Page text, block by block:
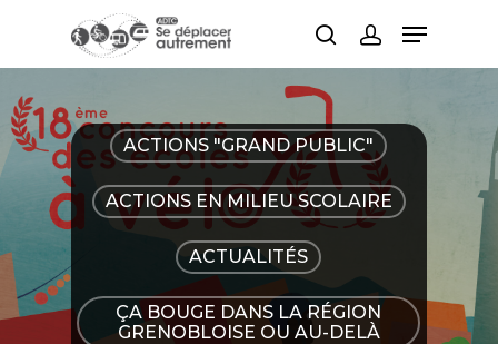
Hit enter to search or ESC to close
ACTIONS "GRAND PUBLIC"
ACTIONS EN MILIEU SCOLAIRE
ACTUALITÉS
ÇA BOUGE DANS LA RÉGION
GRENOBLOISE OU AU-DELÀ